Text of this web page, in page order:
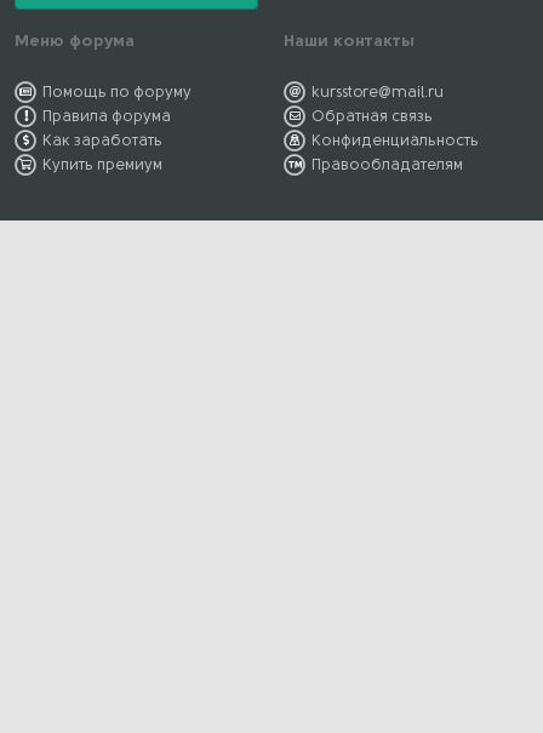
Меню форума
Помощь по форуму
Правила форума
Как заработать
Купить премиум
Наши контакты
kursstore@mail.ru
Обратная связь
Конфиденциальность
Правообладателям